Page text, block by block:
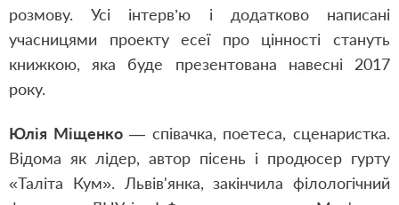
розмову. Усі інтерв’ю і додатково написані
учасницями проекту есеї про цінності стануть
книжкою, яка буде презентована навесні 2017
року.
Юлія Міщенко— співачка, поетеса, сценаристка.
Відома як лідер, автор пісень і продюсер гурту
«Таліта Кум». Львів'янка, закінчила філологічний